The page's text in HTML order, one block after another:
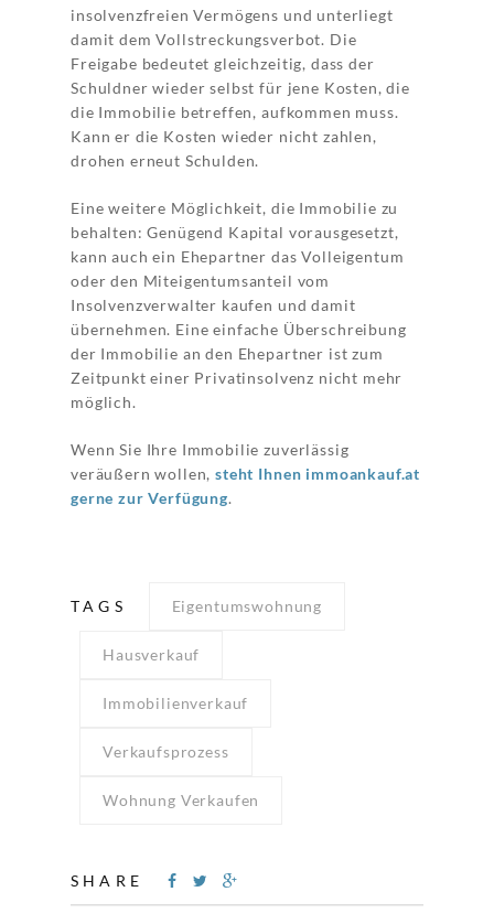
insolvenzfreien Vermögens und unterliegt
damit dem Vollstreckungsverbot. Die
Freigabe bedeutet gleichzeitig, dass der
Schuldner wieder selbst für jene Kosten, die
die Immobilie betreffen, aufkommen muss.
Kann er die Kosten wieder nicht zahlen,
drohen erneut Schulden.
Eine weitere Möglichkeit, die Immobilie zu
behalten: Genügend Kapital vorausgesetzt,
kann auch ein Ehepartner das Volleigentum
oder den Miteigentumsanteil vom
Insolvenzverwalter kaufen und damit
übernehmen. Eine einfache Überschreibung
der Immobilie an den Ehepartner ist zum
Zeitpunkt einer Privatinsolvenz nicht mehr
möglich.
Wenn Sie Ihre Immobilie zuverlässig
veräußern wollen, steht Ihnen immoankauf.at
gerne zur Verfügung.
TAGS Eigentumswohnung
Hausverkauf
Immobilienverkauf
Verkaufsprozess
Wohnung Verkaufen
SHARE